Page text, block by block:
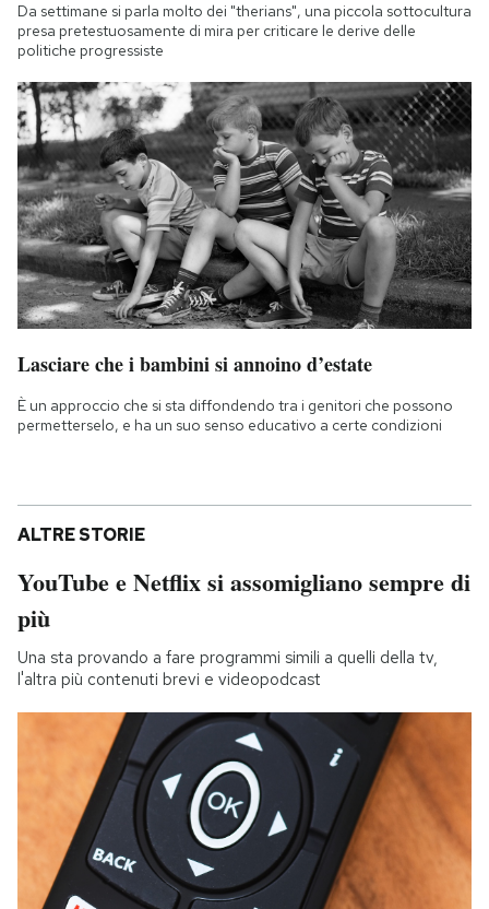
Da settimane si parla molto dei "therians", una piccola sottocultura
presa pretestuosamente di mira per criticare le derive delle
politiche progressiste
Lasciare che i bambini si annoino d’estate
È un approccio che si sta diffondendo tra i genitori che possono
permetterselo, e ha un suo senso educativo a certe condizioni
ALTRE STORIE
YouTube e Netflix si assomigliano sempre di
più
Una sta provando a fare programmi simili a quelli della tv,
l'altra più contenuti brevi e videopodcast